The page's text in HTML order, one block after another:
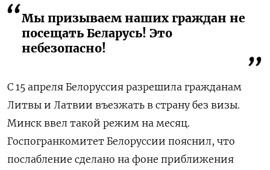
Мы призываем наших граждан не
посещать Беларусь! Это
небезопасно!
С 15 апреля Белоруссия разрешила гражданам
Литвы и Латвии въезжать в страну без визы.
Минск ввел такой режим на месяц.
Госпогранкомитет Белоруссии пояснил, что
послабление сделано на фоне приближения